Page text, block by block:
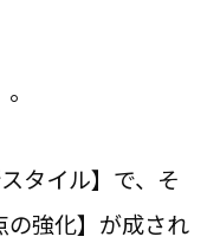
タイル】で、そ
の強化】が成され